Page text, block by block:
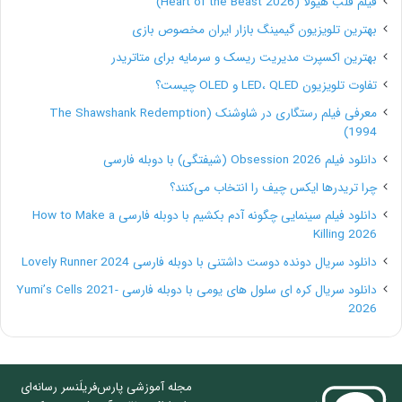
برندهایی که می‌خواهند خودشان را بیشتر معرفی کنند یا
یک سخنران مهمان داشته باشند، امکانی بسیار عالی است.
میزبانی یک پرسش و پاسخ و نمایش زندۀ محصولات به
دنبال کنندگان شما بینش و شناخت بیشتری دربارۀ تجارت
شما خواهد داد. از آنجایی که لایوها به‌صورت زنده و مستقیم
پخش می‌شوند، اعتبار بیشتری دارند و سریع‌تر، بیشتر و بهتر
اعتماد و علاقۀ فالوئرها و مخاطبان هدف را جلب و جذب
خواهند کرد.
بهترین تلویزیون گیمینگ بازار ایران مخصوص بازی
بهترین اکسپرت مدیریت ریسک و سرمایه برای متاتریدر
تفاوت تلویزیون LED، QLED و OLED چیست؟
معرفی فیلم رستگاری در شاوشنک (The Shawshank Redemption
1994)
دانلود فیلم Obsession 2026 (شیفتگی) با دوبله فارسی
چرا تریدرها ایکس چیف را انتخاب می‌کنند؟
دانلود فیلم سینمایی چگونه آدم بکشیم با دوبله فارسی How to Make a
Killing 2026
دانلود سریال دونده دوست داشتنی با دوبله فارسی Lovely Runner 2024
دانلود سریال کره ای سلول های یومی با دوبله فارسی Yumi’s Cells 2021-
2026
مجله آموزشی پارس‌فریلَنسر رسانه‌ای